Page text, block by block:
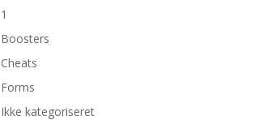
1
Boosters
Cheats
Forms
Ikke kategoriseret